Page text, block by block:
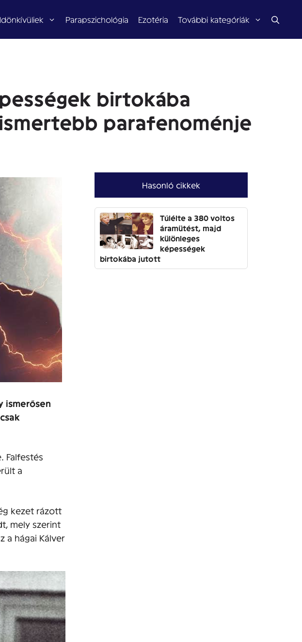
Parapszichológia Ezotéria További kategóriák
birtokába
parafenoménje
ismerősen
Falfestés
a
kezet rázott
mely szerint
a hágai Kálver
Hasonló cikkek
Túlélte a 380 voltos
áramütést, majd
különleges
képességek
birtokába jutott